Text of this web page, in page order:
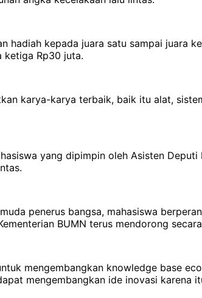
hadiah kepada juara satu sampai
ketiga Rp30 juta.
karya-karya terbaik, baik itu alat,
yang dipimpin oleh Asisten
penerus bangsa, mahasiswa
BUMN terus mendorong
mengembangkan knowledge base
mengembangkan ide inovasi